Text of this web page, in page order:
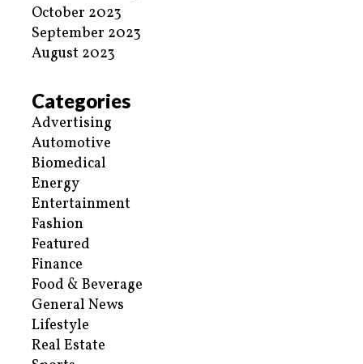
October 2023
September 2023
August 2023
Categories
Advertising
Automotive
Biomedical
Energy
Entertainment
Fashion
Featured
Finance
Food & Beverage
General News
Lifestyle
Real Estate